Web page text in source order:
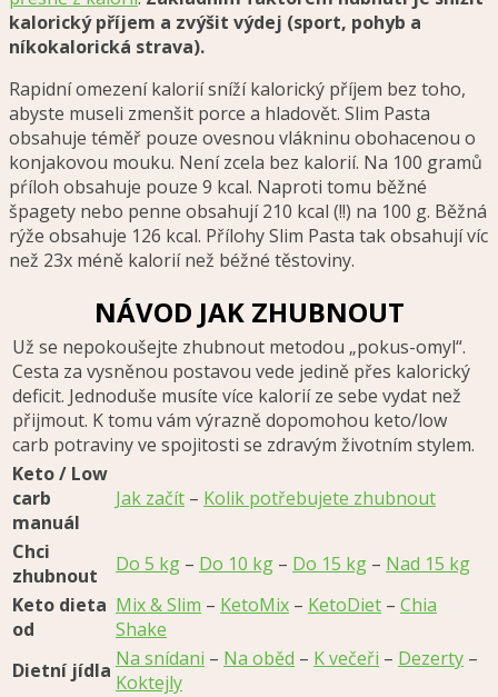
kalorický příjem a zvýšit výdej (sport, pohyb a
níkokalorická strava).
Rapidní omezení kalorií sníží kalorický příjem bez toho,
abyste museli zmenšit porce a hladovět. Slim Pasta
obsahuje téměř pouze ovesnou vlákninu obohacenou o
konjakovou mouku. Není zcela bez kalorií. Na 100 gramů
pŕíloh obsahuje pouze 9 kcal. Naproti tomu běžné
špagety nebo penne obsahují 210 kcal (!!) na 100 g. Běžná
rýže obsahuje 126 kcal. Přílohy Slim Pasta tak obsahují víc
než 23x méně kalorií než béžné těstoviny.
NÁVOD JAK ZHUBNOUT
Už se nepokoušejte zhubnout metodou „pokus-omyl“.
Cesta za vysněnou postavou vede jedině přes kalorický
deficit. Jednoduše musíte více kalorií ze sebe vydat než
přijmout. K tomu vám výrazně dopomohou keto/low
carb potraviny ve spojitosti se zdravým životním stylem.
Keto / Low
carb
manuál
Jak začít – Kolik potřebujete zhubnout
Chci
zhubnout
Do 5 kg – Do 10 kg – Do 15 kg – Nad 15 kg
Keto dieta
od
Mix & Slim – KetoMix – KetoDiet – Chia
Shake
Dietní jídla Na snídani – Na oběd – K večeři – Dezerty –
Koktejly